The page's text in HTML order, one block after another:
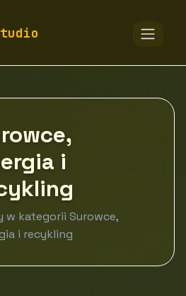
Surowce, energia i recykling
i
w kategorii Surowce,
i recykling